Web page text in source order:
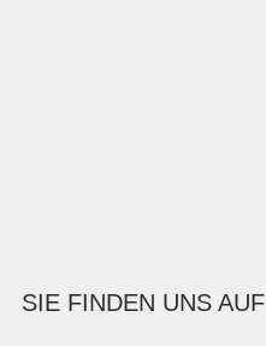
SIE FINDEN UNS AUF